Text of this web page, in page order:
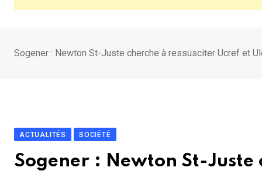
Sogener : Newton St-Juste cherche à ressusciter Ucref et
ACTUALITÉS SOCIÉTÉ
Sogener : Newton St-Juste